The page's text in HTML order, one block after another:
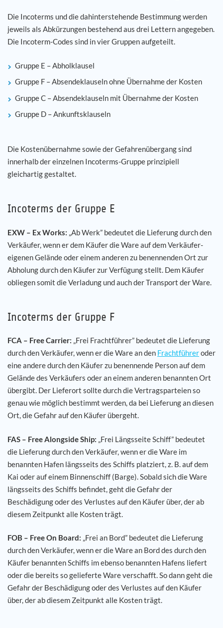
Die Incoterms und die dahinterstehende Bestimmung werden
jeweils als Abkürzungen bestehend aus drei Lettern angegeben.
Die Incoterm-Codes sind in vier Gruppen aufgeteilt.
Gruppe E – Abholklausel
Gruppe F – Absendeklauseln ohne Übernahme der Kosten
Gruppe C – Absendeklauseln mit Übernahme der Kosten
Gruppe D – Ankunftsklauseln
Die Kostenübernahme sowie der Gefahrenübergang sind
innerhalb der einzelnen Incoterms-Gruppe prinzipiell
gleichartig gestaltet.
Incoterms der Gruppe E
EXW – Ex Works: „Ab Werk” bedeutet die Lieferung durch den
Verkäufer, wenn er dem Käufer die Ware auf dem Verkäufer-
eigenen Gelände oder einem anderen zu benennenden Ort zur
Abholung durch den Käufer zur Verfügung stellt. Dem Käufer
obliegen somit die Verladung und auch der Transport der Ware.
Incoterms der Gruppe F
FCA – Free Carrier: „Frei Frachtführer” bedeutet die Lieferung
durch den Verkäufer, wenn er die Ware an den Frachtführeroder
eine andere durch den Käufer zu benennende Person auf dem
Gelände des Verkäufers oder an einem anderen benannten Ort
übergibt. Der Lieferort sollte durch die Vertragsparteien so
genau wie möglich bestimmt werden, da bei Lieferung an diesen
Ort, die Gefahr auf den Käufer übergeht.
FAS – Free Alongside Ship: „Frei Längsseite Schiff” bedeutet
die Lieferung durch den Verkäufer, wenn er die Ware im
benannten Hafen längsseits des Schiffs platziert, z. B. auf dem
Kai oder auf einem Binnenschiff (Barge). Sobald sich die Ware
längsseits des Schiffs befindet, geht die Gefahr der
Beschädigung oder des Verlustes auf den Käufer über, der ab
diesem Zeitpunkt alle Kosten trägt.
FOB – Free On Board: „Frei an Bord” bedeutet die Lieferung
durch den Verkäufer, wenn er die Ware an Bord des durch den
Käufer benannten Schiffs im ebenso benannten Hafens liefert
oder die bereits so gelieferte Ware verschafft. So dann geht die
Gefahr der Beschädigung oder des Verlustes auf den Käufer
über, der ab diesem Zeitpunkt alle Kosten trägt.